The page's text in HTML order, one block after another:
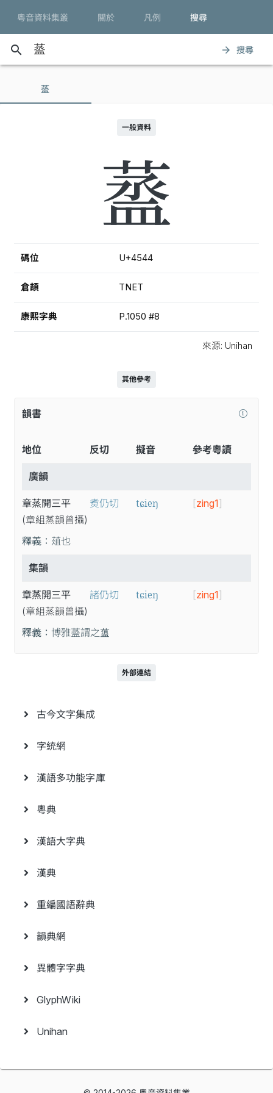
粵音資料集叢 關於 凡例 搜尋
search arrow_forward 搜尋
䕄
一般資料
䕄
碼位 U+4544
倉頡 TNET
康熙字典 P.1050 #8
來源: Unihan
其他參考
韻書
地位 反切 擬音 參考粵讀
廣韻
章蒸開三平
(章組蒸韻曾攝)
煑仍切 tɕieŋ [zing1]
釋義： 葅也
集韻
章蒸開三平
(章組蒸韻曾攝)
諸仍切 tɕieŋ [zing1]
釋義： 博雅䕄謂之𦼬
外部連結
古今文字集成
字統網
漢語多功能字庫
粵典
漢語大字典
漢典
重編國語辭典
韻典網
異體字字典
GlyphWiki
Unihan